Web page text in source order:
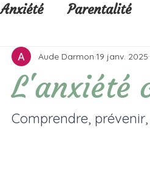
Anxiété Parentalité
L'anxiété
Aude Darmon 19 janv. 2025
Comprendre,